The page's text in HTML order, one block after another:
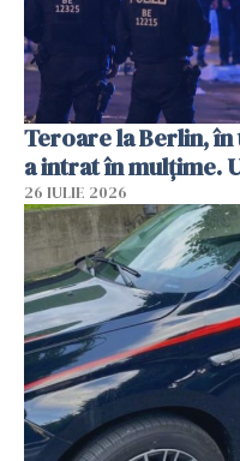
Teroare la Berlin,
a intrat în mulțime.
26 IULIE 2026